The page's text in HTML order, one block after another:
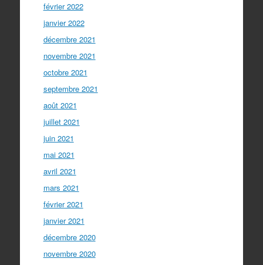
février 2022
janvier 2022
décembre 2021
novembre 2021
octobre 2021
septembre 2021
août 2021
juillet 2021
juin 2021
mai 2021
avril 2021
mars 2021
février 2021
janvier 2021
décembre 2020
novembre 2020